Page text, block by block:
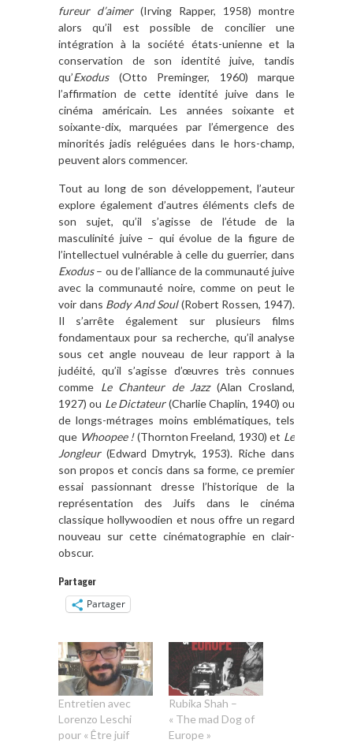
fureur d’aimer (Irving Rapper, 1958) montre
alors qu’il est possible de concilier une
intégration à la société états-unienne et la
conservation de son identité juive, tandis
qu’Exodus (Otto Preminger, 1960) marque
l’affirmation de cette identité juive dans le
cinéma américain. Les années soixante et
soixante-dix, marquées par l’émergence des
minorités jadis reléguées dans le hors-champ,
peuvent alors commencer.
Tout au long de son développement, l’auteur
explore également d’autres éléments clefs de
son sujet, qu’il s’agisse de l’étude de la
masculinité juive – qui évolue de la figure de
l’intellectuel vulnérable à celle du guerrier, dans
Exodus– ou de l’alliance de la communauté juive
avec la communauté noire, comme on peut le
voir dans Body And Soul(Robert Rossen, 1947).
Il s’arrête également sur plusieurs films
fondamentaux pour sa recherche, qu’il analyse
sous cet angle nouveau de leur rapport à la
judéité, qu’il s’agisse d’œuvres très connues
comme Le Chanteur de Jazz (Alan Crosland,
1927) ou Le Dictateur(Charlie Chaplin, 1940) ou
de longs-métrages moins emblématiques, tels
que Whoopee !(Thornton Freeland, 1930) et Le
Jongleur(Edward Dmytryk, 1953). Riche dans
son propos et concis dans sa forme, ce premier
essai passionnant dresse l’historique de la
représentation des Juifs dans le cinéma
classique hollywoodien et nous offre un regard
nouveau sur cette cinématographie en clair-
obscur.
Partager
Partager
Entretien avec
Lorenzo Leschi
pour « Être juif
Rubika Shah –
« The mad Dog of
Europe »